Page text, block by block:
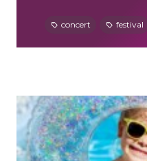
concert festival